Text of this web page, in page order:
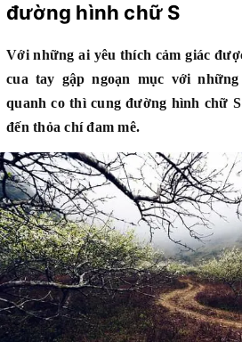
đường hình chữ S
Với những ai yêu thích cảm giác
cua tay gập ngoạn mục với
quanh co thì cung đường hình chữ
đến thỏa chí đam mê.